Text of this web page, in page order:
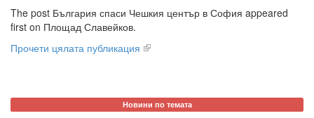
The post България спаси Чешкия център в София appeared
first on Площад Славейков.
Прочети цялата публикация
Новини по темата